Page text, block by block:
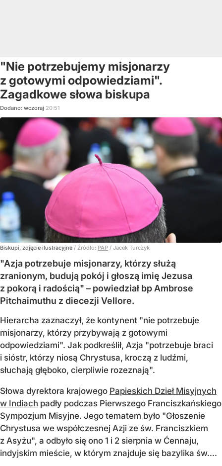
"Nie potrzebujemy misjonarzy
z gotowymi odpowiedziami".
Zagadkowe słowa biskupa
Dodano: wczoraj 20:51
Biskupi, zdjęcie ilustracyjne / Źródło: PAP / Jacek Turczyk
"Azja potrzebuje misjonarzy, którzy służą
zranionym, budują pokój i głoszą imię Jezusa
z pokorą i radością" – powiedział bp Ambrose
Pitchaimuthu z diecezji Vellore.
Hierarcha zaznaczył, że kontynent "nie potrzebuje
misjonarzy, którzy przybywają z gotowymi
odpowiedziami". Jak podkreślił, Azja "potrzebuje braci
i sióstr, którzy niosą Chrystusa, kroczą z ludźmi,
słuchają głęboko, cierpliwie rozeznają".
Słowa dyrektora krajowego Papieskich Dzieł Misyjnych
w Indiach padły podczas Pierwszego Franciszkańskiego
Sympozjum Misyjne. Jego tematem było "Głoszenie
Chrystusa we współczesnej Azji ze św. Franciszkiem
z Asyżu", a odbyło się ono 1 i 2 sierpnia w Ćennaju,
indyjskim mieście, w którym znajduje się bazylika św....